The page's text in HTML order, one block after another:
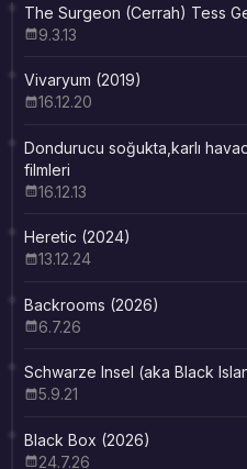
The Surgeon (Cerrah) Tess
9.3.13
Vivaryum (2019)
16.12.20
Dondurucu soğukta,karlı
filmleri
16.12.13
Heretic (2024)
13.12.24
Backrooms (2026)
6.7.26
Schwarze Insel (aka Black
5.9.21
Black Box (2026)
24.7.26